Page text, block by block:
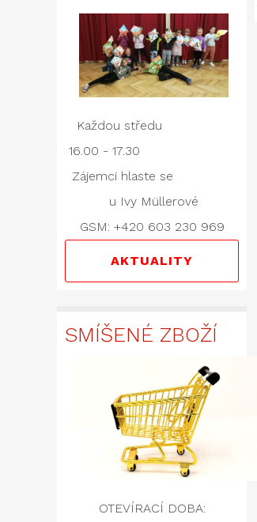
Každou středu
16.00 - 17.30
Zájemci hlaste se
u Ivy Müllerové
GSM: +420 603 230 969
AKTUALITY
SMÍŠENÉ ZBOŽÍ
OTEVÍRACÍ DOBA: